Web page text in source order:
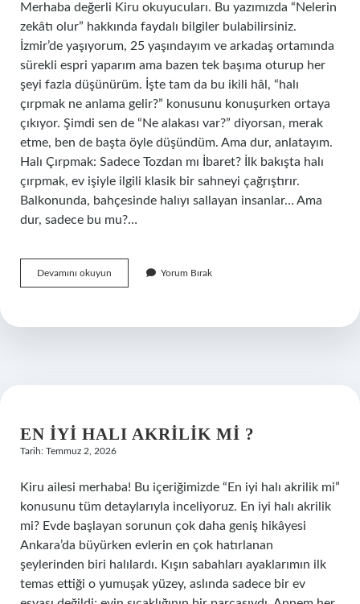
Merhaba değerli Kiru okuyucuları. Bu yazımızda “Nelerin
zekâtı olur” hakkında faydalı bilgiler bulabilirsiniz.
İzmir’de yaşıyorum, 25 yaşındayım ve arkadaş ortamında
sürekli espri yaparım ama bazen tek başıma oturup her
şeyi fazla düşünürüm. İşte tam da bu ikili hâl, “halı
çırpmak ne anlama gelir?” konusunu konuşurken ortaya
çıkıyor. Şimdi sen de “Ne alakası var?” diyorsan, merak
etme, ben de başta öyle düşündüm. Ama dur, anlatayım.
Halı Çırpmak: Sadece Tozdan mı İbaret? İlk bakışta halı
çırpmak, ev işiyle ilgili klasik bir sahneyi çağrıştırır.
Balkonunda, bahçesinde halıyı sallayan insanlar… Ama
dur, sadece bu mu?…
Devamını okuyun
zekâtı
Yorum Bırak
EN IYI HALI AKRILIK MI ?
Tarih: Temmuz 2, 2026
Kiru ailesi merhaba! Bu içeriğimizde “En iyi halı akrilik mi”
konusunu tüm detaylarıyla inceliyoruz. En iyi halı akrilik
mi? Evde başlayan sorunun çok daha geniş hikâyesi
Ankara’da büyürken evlerin en çok hatırlanan
şeylerinden biri halılardı. Kışın sabahları ayaklarımın ilk
temas ettiği o yumuşak yüzey, aslında sadece bir ev